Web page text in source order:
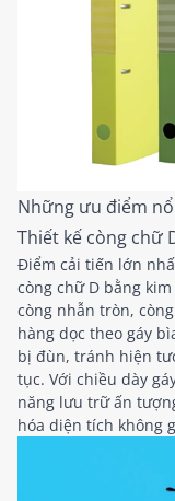
Những ưu điểm
Thiết kế còng
Điểm cải tiến lớn
còng chữ D bằng
còng nhẫn tròn,
hàng dọc theo gáy
bị đùn, tránh hiện
tục. Với chiều dày
năng lưu trữ ấn
hóa diện tích không